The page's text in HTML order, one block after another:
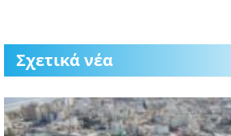
Σχετικά νέα